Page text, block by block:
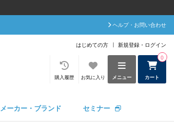
ヘルプ・お問い合わせ
はじめての方 新規登録・ログイン
カート
0
メニュー
お気に入り
購入履歴
メーカー・ブランド セミナー